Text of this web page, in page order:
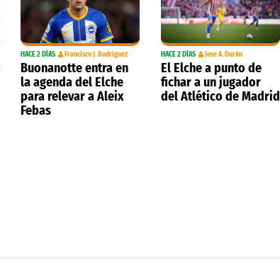
HACE 2 DÍAS Francisco J. Rodríguez
Buonanotte entra en
la agenda del Elche
para relevar a Aleix
Febas
HACE 2 DÍAS Jose A. Durán
El Elche a punto de
fichar a un jugador
del Atlético de Madrid